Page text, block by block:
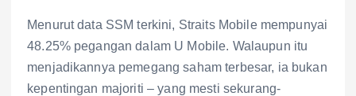
Menurut data SSM terkini, Straits Mobile mempunyai
48.25% pegangan dalam U Mobile. Walaupun itu
menjadikannya pemegang saham terbesar, ia bukan
kepentingan majoriti – yang mesti sekurang-